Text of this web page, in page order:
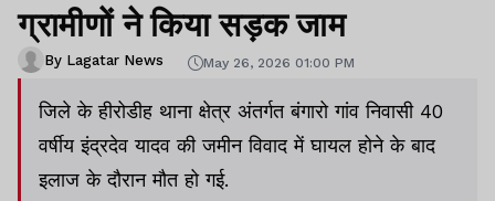
ग्रामीणों ने किया सड़क जाम
By Lagatar News May 26, 2026 01:00 PM
जिले के हीरोडीह थाना क्षेत्र अंतर्गत बंगारो गांव निवासी 40
वर्षीय इंद्रदेव यादव की जमीन विवाद में घायल होने के बाद
इलाज के दौरान मौत हो गई.